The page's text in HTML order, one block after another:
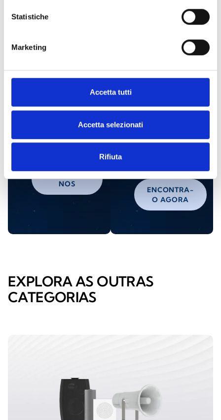
Statistiche
Marketing
Accetta tutti
Accetta selezionati
Rifiuta
Solicite
informações
CONTACTE-
NOS
Encontre
um
distribuidor
ENCONTRA-
O AGORA
EXPLORA AS OUTRAS
CATEGORIAS